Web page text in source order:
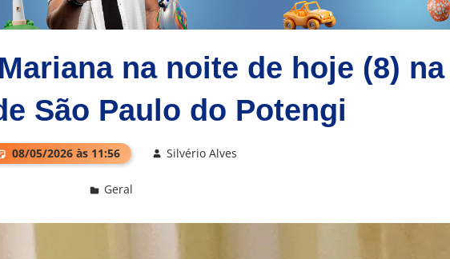
na noite de hoje (8) na
São Paulo do Potengi
08/05/2026 às 11:56